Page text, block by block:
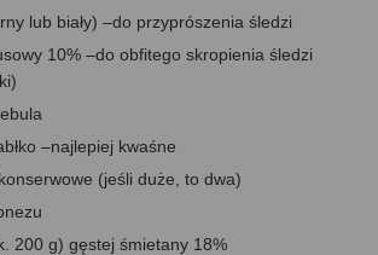
lub biały) –do przyprószenia śledzi
10% –do obfitego skropienia śledzi
–najlepiej kwaśne
(jeśli duże, to dwa)
200 g) gęstej śmietany 18%